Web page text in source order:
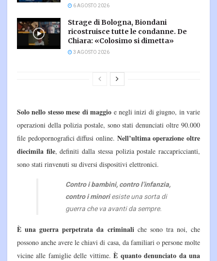
6 AGOSTO 2026
Strage di Bologna, Biondani
ricostruisce tutte le condanne. De
Chiara: «Colosimo si dimetta»
3 AGOSTO 2026
Solo nello stesso mese di maggio e negli inizi di giugno, in varie
operazioni della polizia postale, sono stati denunciati oltre 90.000
file pedopornografici diffusi online. Nell’ultima operazione oltre
diecimila file, definiti dalla stessa polizia postale raccapriccianti,
sono stati rinvenuti su diversi dispositivi elettronici.
Contro i bambini, contro l’infanzia,
contro i minoriesiste una sorta di
guerra che va avanti da sempre.
È una guerra perpetrata da criminali che sono tra noi, che
possono anche avere le chiavi di casa, da familiari o persone molte
vicine alle famiglie delle vittime.È quanto denunciato da una